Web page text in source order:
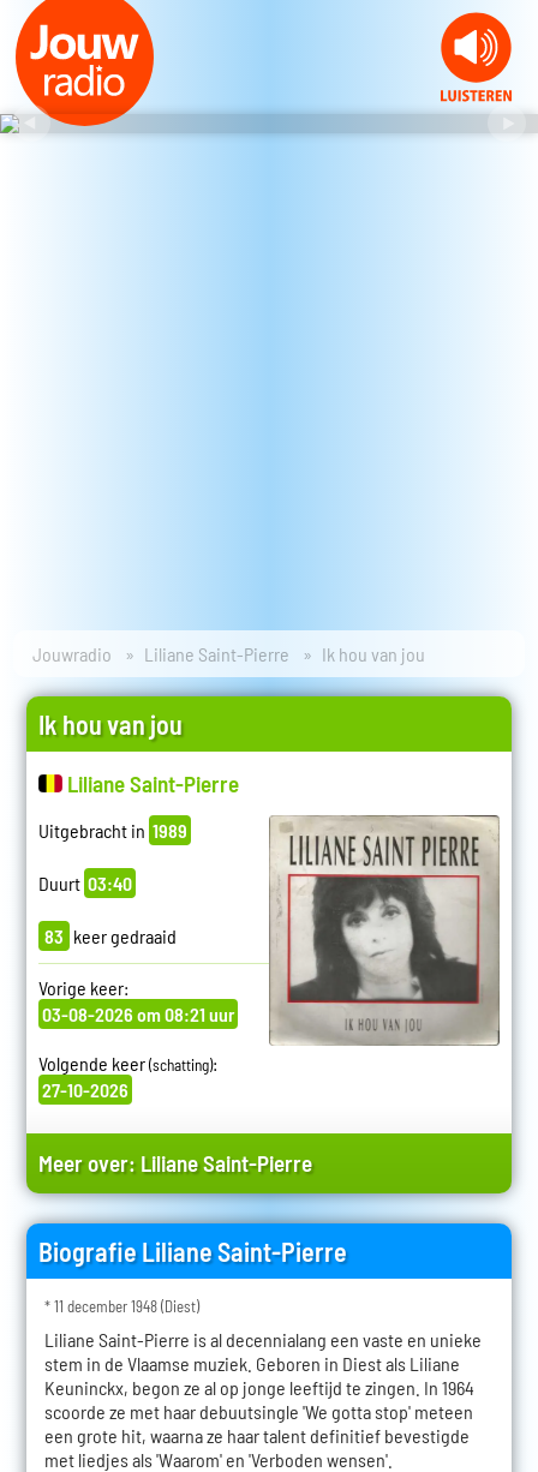
Jouwradio Liliane Saint-Pierre Ik hou van jou
Ik hou van jou
Liliane Saint-Pierre
Uitgebracht in 1989
Duurt 03:40
83 keer gedraaid
Vorige keer:
03-08-2026 om 08:21 uur
Volgende keer(schatting):
27-10-2026
Meer over: Liliane Saint-Pierre
Biografie Liliane Saint-Pierre
* 11 december 1948 (Diest)
Liliane Saint-Pierre is al decennialang een vaste en unieke
stem in de Vlaamse muziek. Geboren in Diest als Liliane
Keuninckx, begon ze al op jonge leeftijd te zingen. In 1964
scoorde ze met haar debuutsingle 'We gotta stop' meteen
een grote hit, waarna ze haar talent definitief bevestigde
met liedjes als 'Waarom' en 'Verboden wensen'.